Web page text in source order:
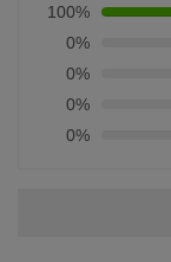
100%
0%
0%
0%
0%